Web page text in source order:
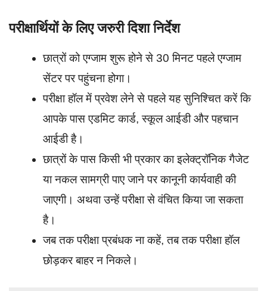
परीक्षार्थियों के लिए जरुरी दिशा निर्देश
छात्रों को एग्जाम शुरू होने से 30 मिनट पहले एग्जाम
सेंटर पर पहुंचना होगा।
परीक्षा हॉल में प्रवेश लेने से पहले यह सुनिश्चित करें कि
आपके पास एडमिट कार्ड, स्कूल आईडी और पहचान
आईडी है।
छात्रों के पास किसी भी प्रकार का इलेक्ट्रॉनिक गैजेट
या नकल सामग्री पाए जाने पर कानूनी कार्यवाही की
जाएगी। अथवा उन्हें परीक्षा से वंचित किया जा सकता
है।
जब तक परीक्षा प्रबंधक ना कहें, तब तक परीक्षा हॉल
छोड़कर बाहर न निकले।